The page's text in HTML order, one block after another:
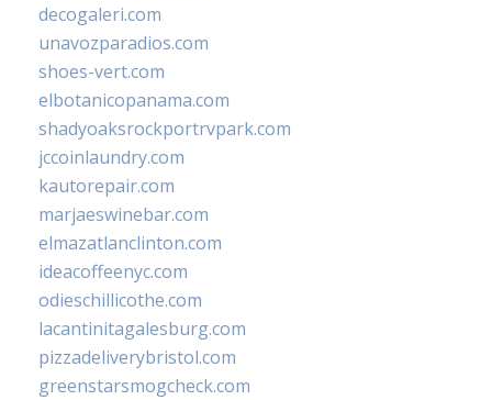
decogaleri.com
unavozparadios.com
shoes-vert.com
elbotanicopanama.com
shadyoaksrockportrvpark.com
jccoinlaundry.com
kautorepair.com
marjaeswinebar.com
elmazatlanclinton.com
ideacoffeenyc.com
odieschillicothe.com
lacantinitagalesburg.com
pizzadeliverybristol.com
greenstarsmogcheck.com